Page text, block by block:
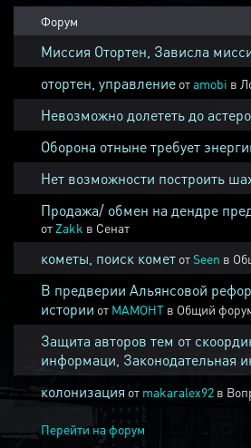
Форум
Миссия Отортен, Зависла
отортен, управление отamobi в
Невозможно долететь до
Оборона отныне требует
Нет возможности построить
Продажа/ обмен на дендре
от Zakk в Сенат
кометы, поиск комет отSeen в
В предверии Альянсовой
истории от MAMOHT в Общий
Защита авторов тем от
информаци, Законодательная
колонизация от makaralex92 в
Перейти на форум